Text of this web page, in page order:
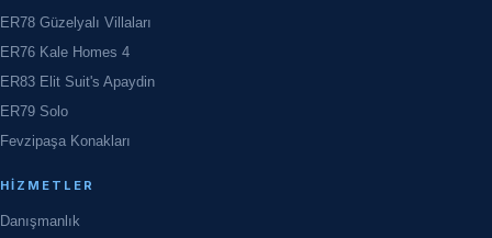
ER78 Güzelyalı Villaları
ER76 Kale Homes 4
ER83 Elit Suit's Apaydin
ER79 Solo
Fevzipaşa Konakları
HIZMETLER
Danışmanlık